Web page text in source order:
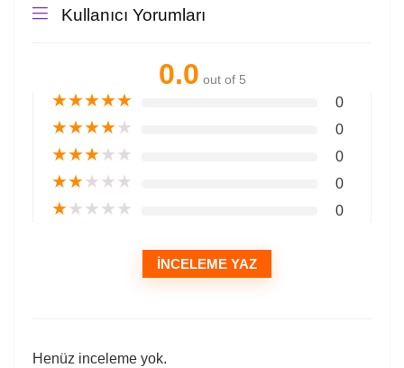
Kullanıcı Yorumları
0.0 out of 5
★★★★★ 0
★★★★★ 0
★★★★★ 0
★★★★★ 0
★★★★★ 0
İNCELEME YAZ
Henüz inceleme yok.